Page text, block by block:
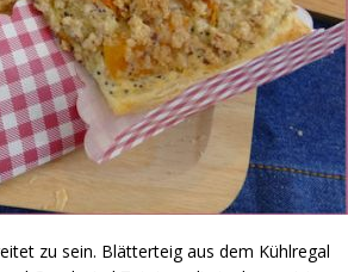
zu sein. Blätterteig aus dem Kühlregal